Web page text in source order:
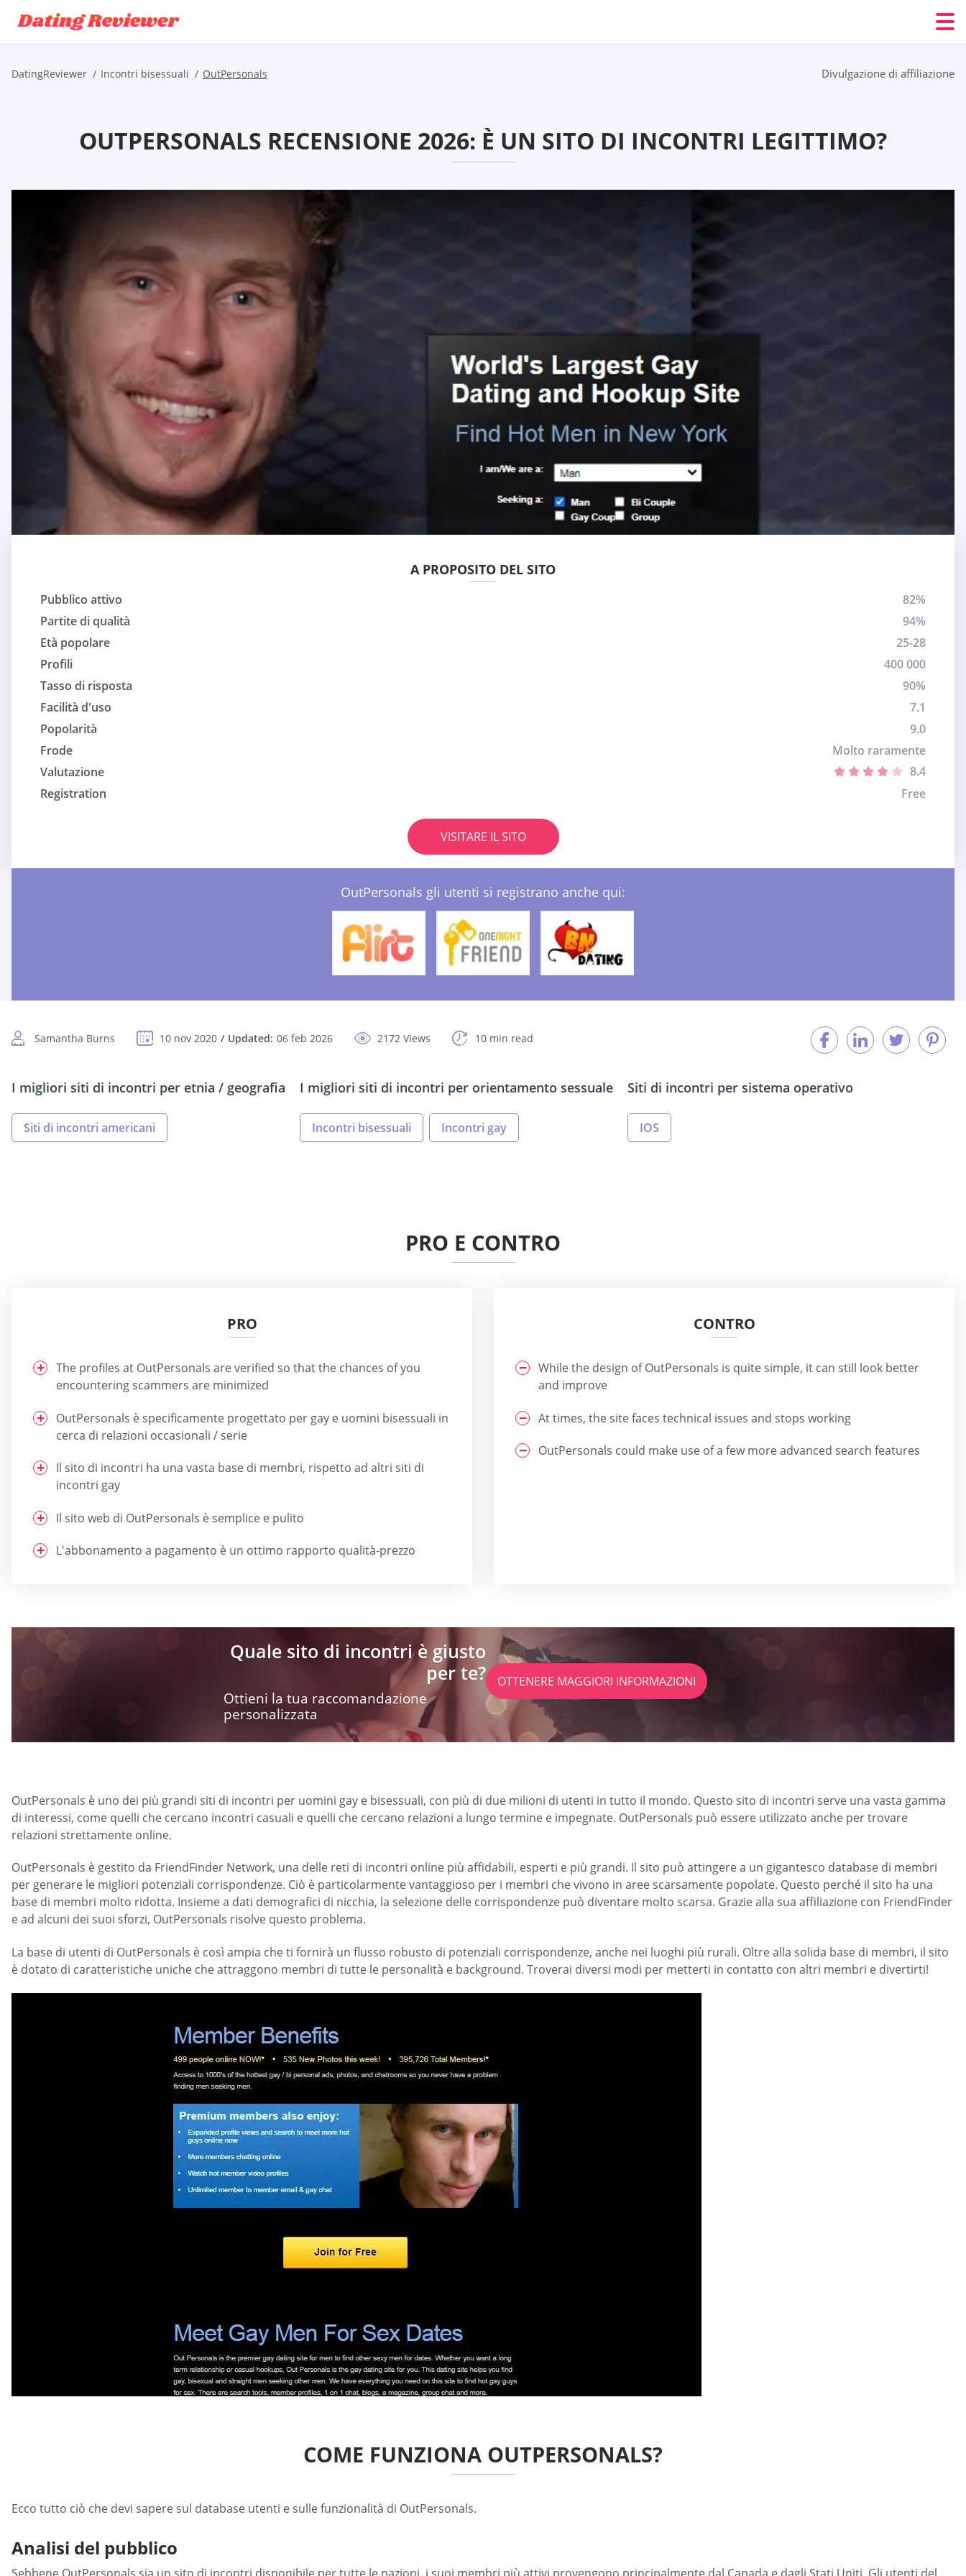
DatingReviewer Incontri bisessuali OutPersonals Divulgazione di affiliazione
OUTPERSONALS RECENSIONE 2026: È UN SITO DI INCONTRI LEGITTIMO?
A PROPOSITO DEL SITO
Pubblico attivo
82%
Partite di qualità
94%
Età popolare
25-28
Profili
400 000
Tasso di risposta
90%
Facilità d'uso
7.1
Popolarità
9.0
Frode
Molto raramente
Valutazione
8.4
Registration
Free
VISITARE IL SITO
OutPersonals gli utenti si registrano anche qui:
Samantha Burns 10 nov 2020 Updated: 06 feb 2026 2172 Views 10 min read
I migliori siti di incontri per etnia / geografia
Siti di incontri americani
I migliori siti di incontri per orientamento sessuale
Incontri bisessuali Incontri gay
Siti di incontri per sistema operativo
IOS
PRO E CONTRO
PRO
The profiles at OutPersonals are verified so that the chances of you
encountering scammers are minimized
OutPersonals è specificamente progettato per gay e uomini bisessuali in
cerca di relazioni occasionali / serie
Il sito di incontri ha una vasta base di membri, rispetto ad altri siti di
incontri gay
Il sito web di OutPersonals è semplice e pulito
L'abbonamento a pagamento è un ottimo rapporto qualità-prezzo
CONTRO
While the design of OutPersonals is quite simple, it can still look better
and improve
At times, the site faces technical issues and stops working
OutPersonals could make use of a few more advanced search features
Quale sito di incontri è giusto
per te?
Ottieni la tua raccomandazione
personalizzata
OTTENERE MAGGIORI INFORMAZIONI
OutPersonals è uno dei più grandi siti di incontri per uomini gay e bisessuali, con più di due milioni di utenti in tutto il mondo. Questo sito di incontri serve una vasta gamma
di interessi, come quelli che cercano incontri casuali e quelli che cercano relazioni a lungo termine e impegnate. OutPersonals può essere utilizzato anche per trovare
relazioni strettamente online.
OutPersonals è gestito da FriendFinder Network, una delle reti di incontri online più affidabili, esperti e più grandi. Il sito può attingere a un gigantesco database di membri
per generare le migliori potenziali corrispondenze. Ciò è particolarmente vantaggioso per i membri che vivono in aree scarsamente popolate. Questo perché il sito ha una
base di membri molto ridotta. Insieme a dati demografici di nicchia, la selezione delle corrispondenze può diventare molto scarsa. Grazie alla sua affiliazione con FriendFinder
e ad alcuni dei suoi sforzi, OutPersonals risolve questo problema.
La base di utenti di OutPersonals è così ampia che ti fornirà un flusso robusto di potenziali corrispondenze, anche nei luoghi più rurali. Oltre alla solida base di membri, il sito
è dotato di caratteristiche uniche che attraggono membri di tutte le personalità e background. Troverai diversi modi per metterti in contatto con altri membri e divertirti!
COME FUNZIONA OUTPERSONALS?
Ecco tutto ciò che devi sapere sul database utenti e sulle funzionalità di OutPersonals.
Analisi del pubblico